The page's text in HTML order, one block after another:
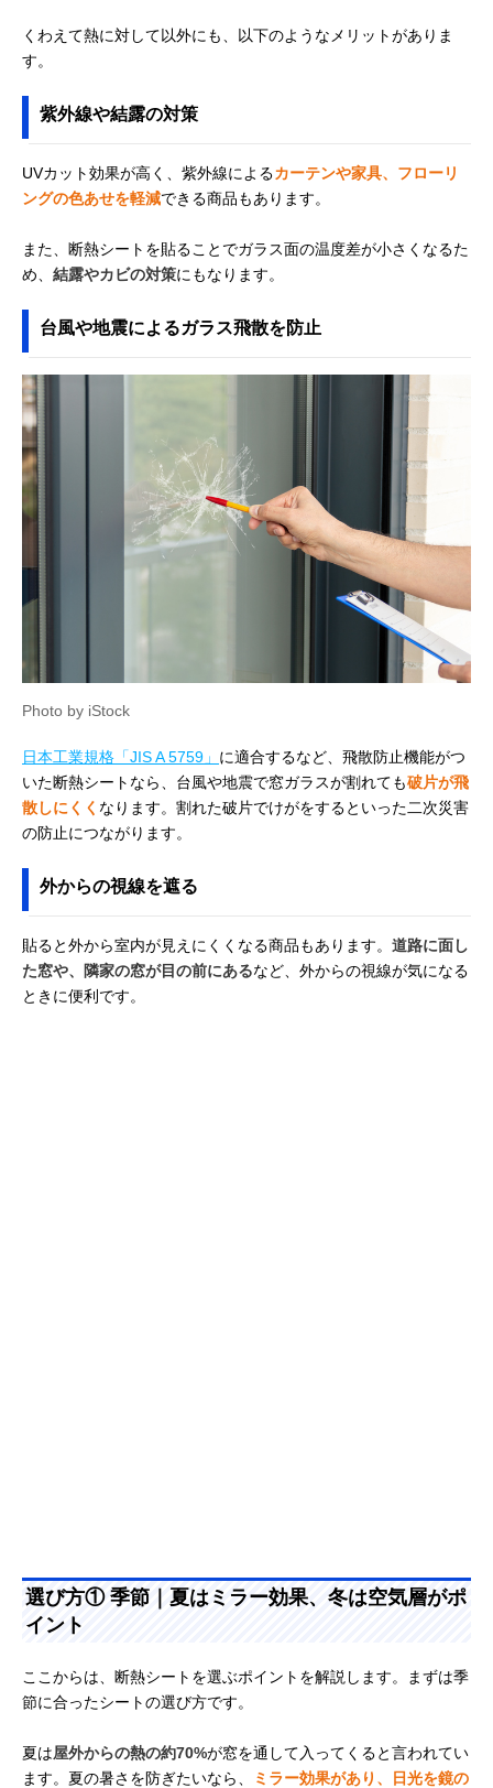
くわえて熱に対して以外にも、以下のようなメリットがありま
す。
紫外線や結露の対策
UVカット効果が高く、紫外線によるカーテンや家具、フローリ
ングの色あせを軽減できる商品もあります。
また、断熱シートを貼ることでガラス面の温度差が小さくなるた
め、 結露やカビの対策にもなります。
台風や地震によるガラス飛散を防止
Photo by iStock
日本工業規格「JIS A 5759」 に適合するなど、飛散防止機能がつ
いた断熱シートなら、台風や地震で窓ガラスが割れても破片が飛
散しにくく なります。割れた破片でけがをするといった二次災害
の防止につながります。
外からの視線を遮る
貼ると外から室内が見えにくくなる商品もあります。 道路に面し
た窓や、隣家の窓が目の前にあるなど、外からの視線が気になる
ときに便利です。
選び方① 季節｜夏はミラー効果、冬は空気層がポ
イント
ここからは、断熱シートを選ぶポイントを解説します。まずは季
節に合ったシートの選び方です。
夏は屋外からの熱の約70%が窓を通して入ってくると言われてい
ます。夏の暑さを防ぎたいなら、
ミラー効果があり、日光を鏡の